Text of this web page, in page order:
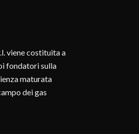
viene costituita a
fondatori sulla
maturata
dei gas